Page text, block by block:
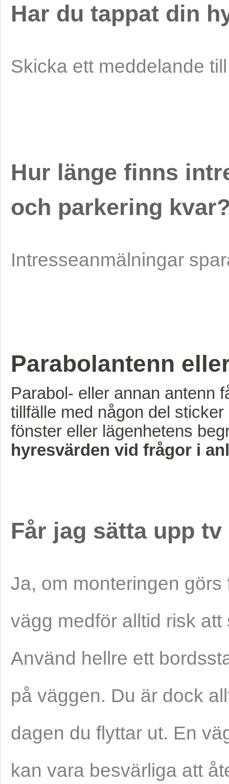
Har du tappat din
Skicka ett meddelande
Hur länge finns
och parkering
Intresseanmälningar
Parabolantenn
Parabol- eller annan antenn
tillfälle med någon del
fönster eller lägenhetens
hyresvärden vid frågor i
Får jag sätta upp
Ja, om monteringen
vägg medför alltid risk
Använd hellre ett
på väggen. Du är dock
dagen du flyttar ut. En
kan vara besvärliga att